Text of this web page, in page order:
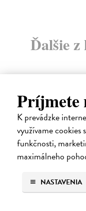
Príjmete
K prevádzke
využívame cookies
funkčnosti,
maximálneho
NASTAVENIA
Ďalšie z